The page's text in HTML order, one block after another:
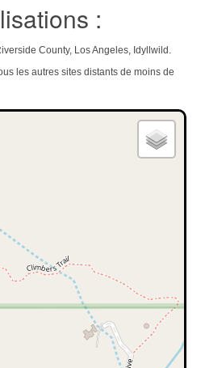
:
County, Los Angeles, Idyllwild.
les autres sites distants de moins de